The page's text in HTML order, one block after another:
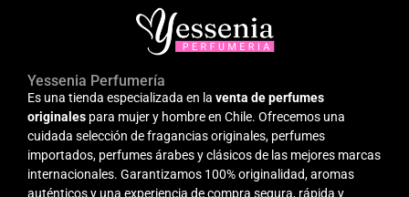
Yessenia Perfumería
Es una tienda especializada en la venta de perfumes
originales para mujer y hombre en Chile. Ofrecemos una
cuidada selección de fragancias originales, perfumes
importados, perfumes árabes y clásicos de las mejores marcas
internacionales. Garantizamos 100% originalidad, aromas
auténticos y una experiencia de compra segura, rápida y